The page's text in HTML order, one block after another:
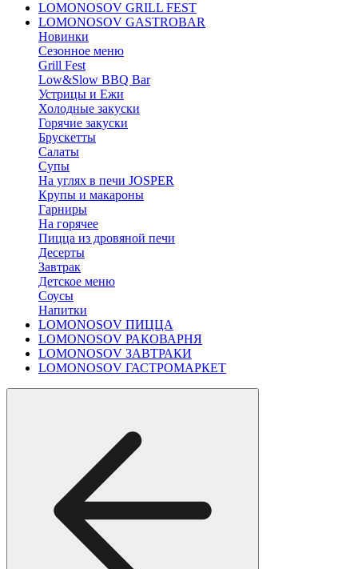
LOMONOSOV GRILL FEST
LOMONOSOV GASTROBAR
Новинки
Сезонное меню
Grill Fest
Low&Slow BBQ Bar
Устрицы и Ежи
Холодные закуски
Горячие закуски
Брускетты
Салаты
Супы
На углях в печи JOSPER
Крупы и макароны
Гарниры
На горячее
Пицца из дровяной печи
Десерты
Завтрак
Детское меню
Соусы
Напитки
LOMONOSOV ПИЦЦА
LOMONOSOV РАКОВАРНЯ
LOMONOSOV ЗАВТРАКИ
LOMONOSOV ГАСТРОМАРКЕТ